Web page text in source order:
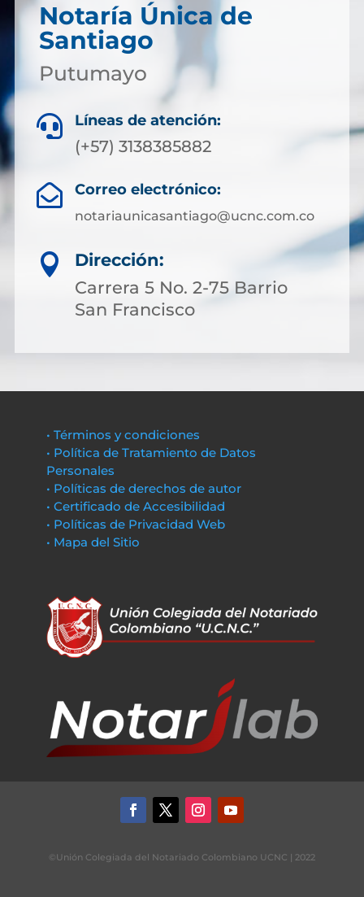
Notaría Única de
Santiago
Putumayo
 Líneas de atención:
(+57) 3138385882
 Correo electrónico:
notariaunicasantiago@ucnc.com.co

Dirección:
Carrera 5 No. 2-75 Barrio
San Francisco
• Términos y condiciones
• Política de Tratamiento de Datos
Personales
• Políticas de derechos de autor
• Certificado de Accesibilidad
• Políticas de Privacidad Web
• Mapa del Sitio
©Unión Colegiada del Notariado Colombiano UCNC | 2022